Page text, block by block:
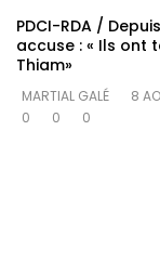
PDCI-RDA /
accuse : « Ils ont
Thiam»
MARTIAL GALÉ
8
0
0 0